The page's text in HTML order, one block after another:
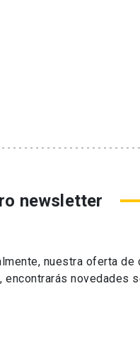
newsletter
nuestra oferta
novedades